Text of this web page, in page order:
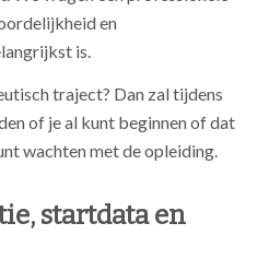
en
is.
traject? Dan zal tijdens
of je al kunt beginnen of dat
wachten met de opleiding.
startdata en